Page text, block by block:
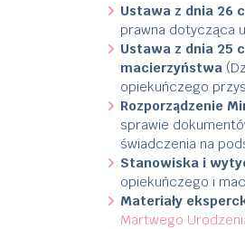
Ustawa z dnia 26
prawna dotycząca
Ustawa z dnia 25
macierzyństwa
opiekuńczego
Rozporządzenie
sprawie
świadczenia na
Stanowiska i
opiekuńczego i
Materiały
Martwego